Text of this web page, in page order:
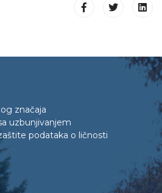
značaja
uzbunjivanjem
podataka o ličnosti